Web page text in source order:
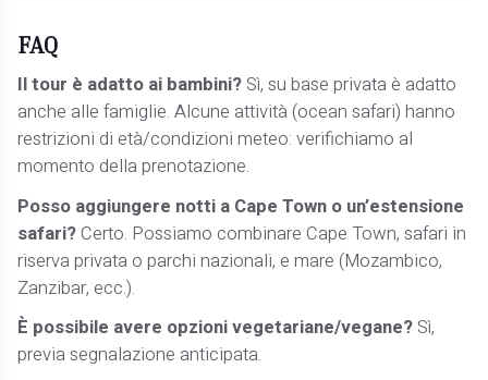
FAQ
Il tour è adatto ai bambini? Sì, su base privata è adatto
anche alle famiglie. Alcune attività (ocean safari) hanno
restrizioni di età/condizioni meteo: verifichiamo al
momento della prenotazione.
Posso aggiungere notti a Cape Town o un’estensione
safari?Certo. Possiamo combinare Cape Town, safari in
riserva privata o parchi nazionali, e mare (Mozambico,
Zanzibar, ecc.).
È possibile avere opzioni vegetariane/vegane? Sì,
previa segnalazione anticipata.